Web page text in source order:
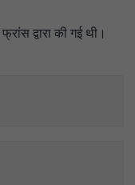
द्वारा की गई थी।